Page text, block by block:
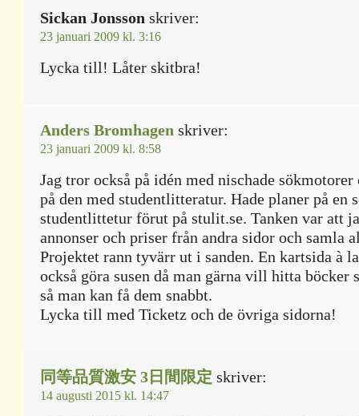
Sickan Jonsson skriver:
23 januari 2009 kl. 3:16
Lycka till! Låter skitbra!
Anders Bromhagen skriver:
23 januari 2009 kl. 8:58
Jag tror också på idén med nischade sökmotorer
på den med studentlitteratur. Hade planer på en
studentlittetur förut på stulit.se. Tanken var att
annonser och priser från andra sidor och samla
Projektet rann tyvärr ut i sanden. En kartsida à
också göra susen då man gärna vill hitta böcker
så man kan få dem snabbt.
Lycka till med Ticketz och de övriga sidorna!
同等品質激安 3日間限定 skriver:
14 augusti 2015 kl. 14:47